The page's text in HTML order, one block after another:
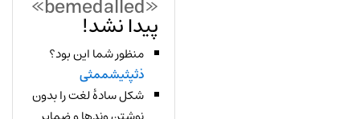
«bemedalled»
پیدا نشد!
منظور شما این بود؟
ذثپثیشممثی
شکل سادهٔ لغت را بدون